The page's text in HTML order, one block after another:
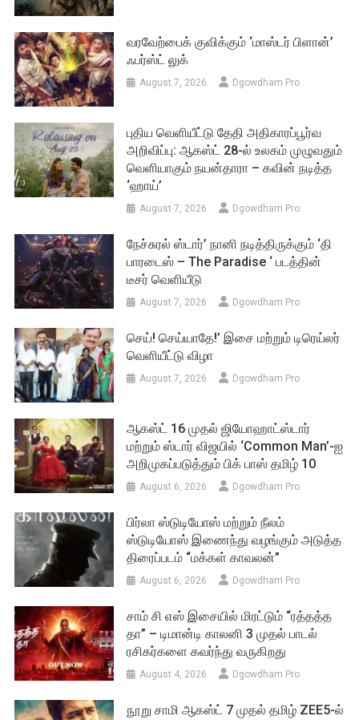
வெளியாகும் நயன்தாரா – கவின் நடித்த
‘ஹாய்’
August 7, 2026 Dgowdham Pro
பாரடைஸ் – The Paradise ‘ படத்தின்
டீசர் வெளியீடு
August 7, 2026 Dgowdham Pro
செய்! செய்யாதே!’ இசை மற்றும் டிரெய்லர்
August 7, 2026 Dgowdham Pro
ஆகஸ்ட் 16 முதல் ஜியோஹாட்ஸ்டார்
அறிமுகப்படுத்தும் பிக் பாஸ் தமிழ் 10
August 6, 2026
திரைப்படம் “மக்கள் காவலன்”
August 6, 2026 Dgowdham Pro
சாம் சி எஸ் இசையில் மிரட்டும் “ரத்தத்த
ரசிகர்களை கவர்ந்து வருகிறது
August 4, 2026 Dgowdham Pro
நூறு சாமி ஆகஸ்ட் 7 முதல் தமிழ் ZEE5-ல்
August 4, 2026 Dgowdham Pro